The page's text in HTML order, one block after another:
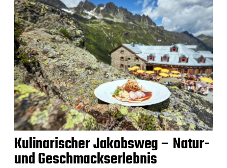
Kulinarischer Jakobsweg – Natur-
und Geschmackserlebnis